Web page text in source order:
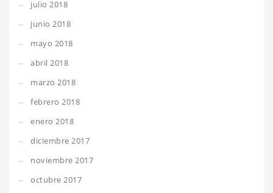
julio 2018
junio 2018
mayo 2018
abril 2018
marzo 2018
febrero 2018
enero 2018
diciembre 2017
noviembre 2017
octubre 2017